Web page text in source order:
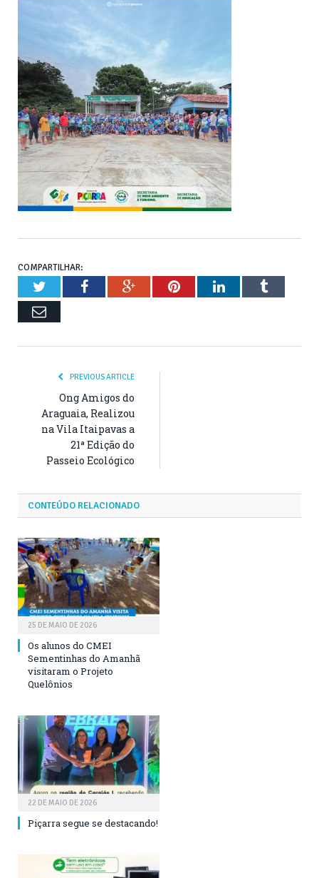
COMPARTILHAR:
TwitterFacebookGoogle+PinterestLinkedInTumblr
Email
PREVIOUS ARTICLE
Ong Amigos do
Araguaia, Realizou
na Vila Itaipavas a
21ª Edição do
Passeio Ecológico
CONTEÚDO RELACIONADO
25 DE MAIO DE 2026
Os alunos do CMEI
Sementinhas do Amanhã
visitaram o Projeto
Quelônios
22 DE MAIO DE 2026
Piçarra segue se destacando!